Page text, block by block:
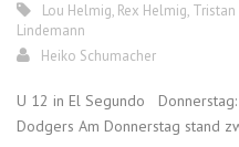
Lou Helmig, Rex Helmig,
Lindemann
Heiko Schumacher
U 12 in El Segundo
Dodgers Am Donnerstag stand